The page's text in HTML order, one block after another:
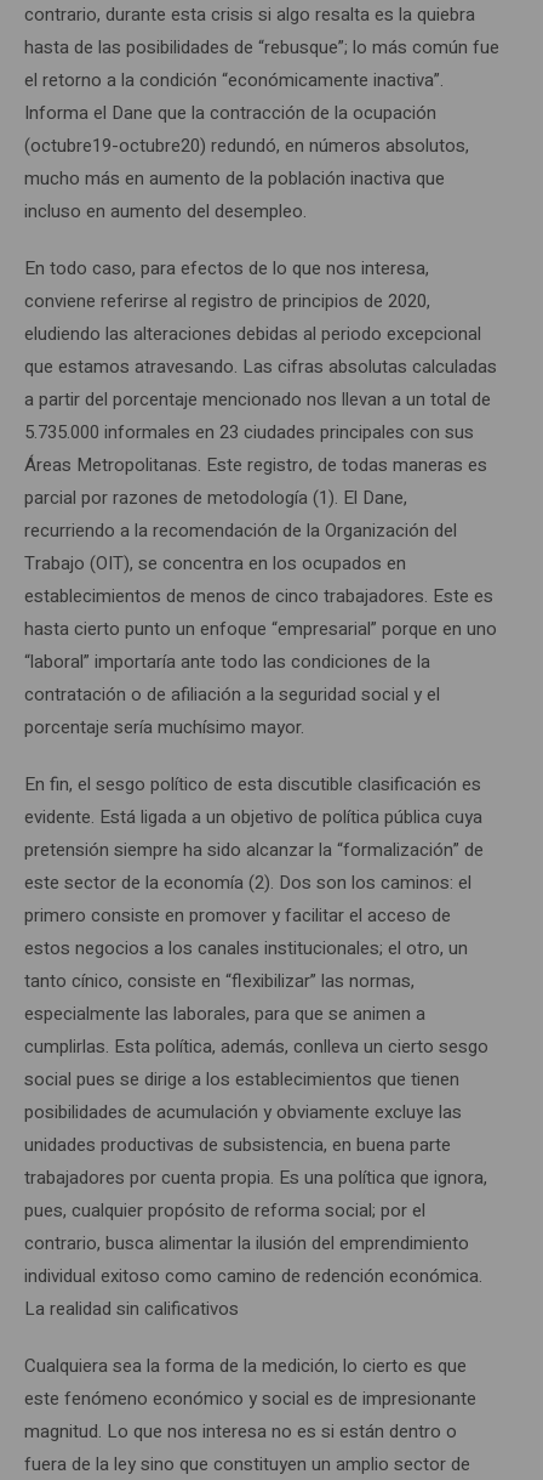
contrario, durante esta crisis si algo resalta es la quiebra
hasta de las posibilidades de “rebusque”; lo más común fue
el retorno a la condición “económicamente inactiva”.
Informa el Dane que la contracción de la ocupación
(octubre19-octubre20) redundó, en números absolutos,
mucho más en aumento de la población inactiva que
incluso en aumento del desempleo.
En todo caso, para efectos de lo que nos interesa,
conviene referirse al registro de principios de 2020,
eludiendo las alteraciones debidas al periodo excepcional
que estamos atravesando. Las cifras absolutas calculadas
a partir del porcentaje mencionado nos llevan a un total de
5.735.000 informales en 23 ciudades principales con sus
Áreas Metropolitanas. Este registro, de todas maneras es
parcial por razones de metodología (1). El Dane,
recurriendo a la recomendación de la Organización del
Trabajo (OIT), se concentra en los ocupados en
establecimientos de menos de cinco trabajadores. Este es
hasta cierto punto un enfoque “empresarial” porque en uno
“laboral” importaría ante todo las condiciones de la
contratación o de afiliación a la seguridad social y el
porcentaje sería muchísimo mayor.
En fin, el sesgo político de esta discutible clasificación es
evidente. Está ligada a un objetivo de política pública cuya
pretensión siempre ha sido alcanzar la “formalización” de
este sector de la economía (2). Dos son los caminos: el
primero consiste en promover y facilitar el acceso de
estos negocios a los canales institucionales; el otro, un
tanto cínico, consiste en “flexibilizar” las normas,
especialmente las laborales, para que se animen a
cumplirlas. Esta política, además, conlleva un cierto sesgo
social pues se dirige a los establecimientos que tienen
posibilidades de acumulación y obviamente excluye las
unidades productivas de subsistencia, en buena parte
trabajadores por cuenta propia. Es una política que ignora,
pues, cualquier propósito de reforma social; por el
contrario, busca alimentar la ilusión del emprendimiento
individual exitoso como camino de redención económica.
La realidad sin calificativos
Cualquiera sea la forma de la medición, lo cierto es que
este fenómeno económico y social es de impresionante
magnitud. Lo que nos interesa no es si están dentro o
fuera de la ley sino que constituyen un amplio sector de